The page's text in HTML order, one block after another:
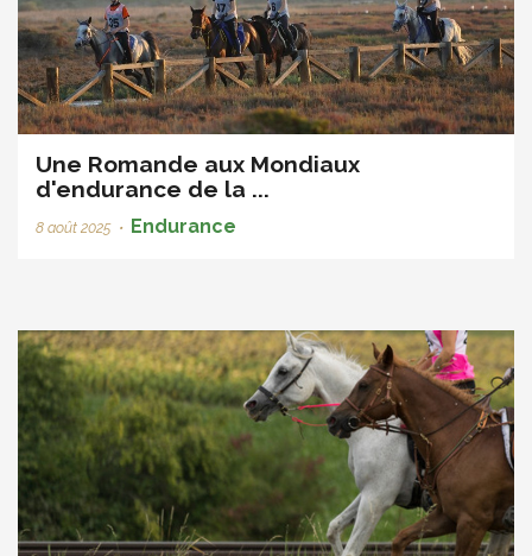
Une Romande aux Mondiaux
d'endurance de la ...
8 août 2025 • Endurance